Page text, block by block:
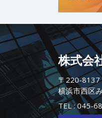
株式会
〒220-8137
横浜市西区
TEL :045-